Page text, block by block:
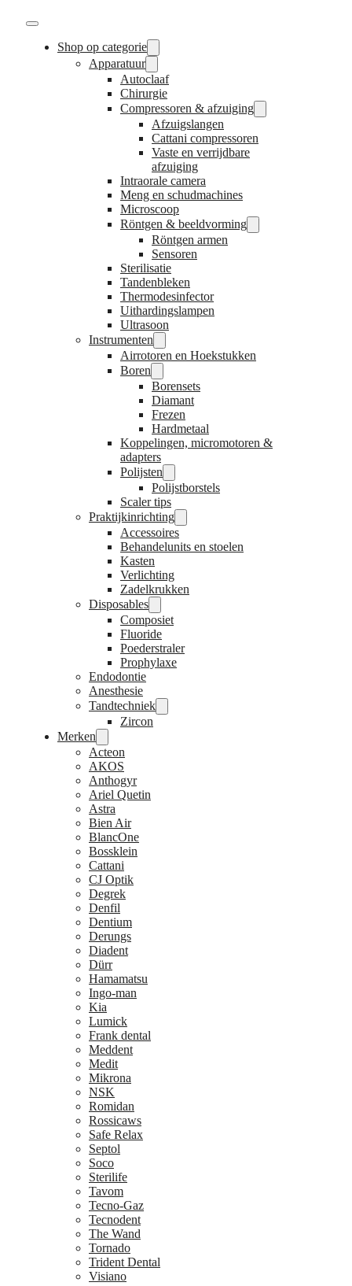
Shop op categorie
Apparatuur
Autoclaaf
Chirurgie
Compressoren & afzuiging
Afzuigslangen
Cattani compressoren
Vaste en verrijdbare
afzuiging
Intraorale camera
Meng en schudmachines
Microscoop
Röntgen & beeldvorming
Röntgen armen
Sensoren
Sterilisatie
Tandenbleken
Thermodesinfector
Uithardingslampen
Ultrasoon
Instrumenten
Airrotoren en Hoekstukken
Boren
Borensets
Diamant
Frezen
Hardmetaal
Koppelingen, micromotoren &
adapters
Polijsten
Polijstborstels
Scaler tips
Praktijkinrichting
Accessoires
Behandelunits en stoelen
Kasten
Verlichting
Zadelkrukken
Disposables
Composiet
Fluoride
Poederstraler
Prophylaxe
Endodontie
Anesthesie
Tandtechniek
Zircon
Merken
Acteon
AKOS
Anthogyr
Ariel Quetin
Astra
Bien Air
BlancOne
Bossklein
Cattani
CJ Optik
Degrek
Denfil
Dentium
Derungs
Diadent
Dürr
Hamamatsu
Ingo-man
Kia
Lumick
Frank dental
Meddent
Medit
Mikrona
NSK
Romidan
Rossicaws
Safe Relax
Septol
Soco
Sterilife
Tavom
Tecno-Gaz
Tecnodent
The Wand
Tornado
Trident Dental
Visiano